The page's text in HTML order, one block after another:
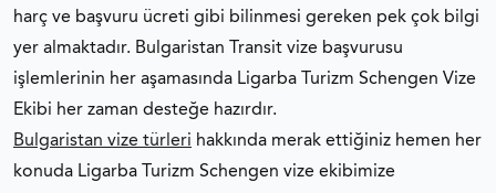
harç ve başvuru ücreti gibi bilinmesi gereken pek çok bilgi
yer almaktadır. Bulgaristan Transit vize başvurusu
işlemlerinin her aşamasında Ligarba Turizm Schengen Vize
Ekibi her zaman desteğe hazırdır.
Bulgaristan vize türleri hakkında merak ettiğiniz hemen her
konuda Ligarba Turizm Schengen vize ekibimize